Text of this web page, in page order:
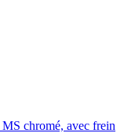
chromé, avec frein